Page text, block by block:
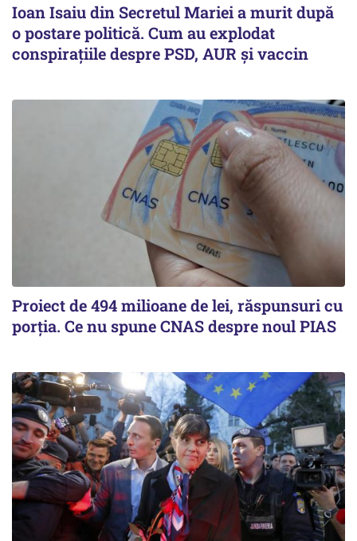
Ioan Isaiu din Secretul Mariei a murit după
o postare politică. Cum au explodat
conspirațiile despre PSD, AUR și vaccin
Proiect de 494 milioane de lei, răspunsuri cu
porția. Ce nu spune CNAS despre noul PIAS